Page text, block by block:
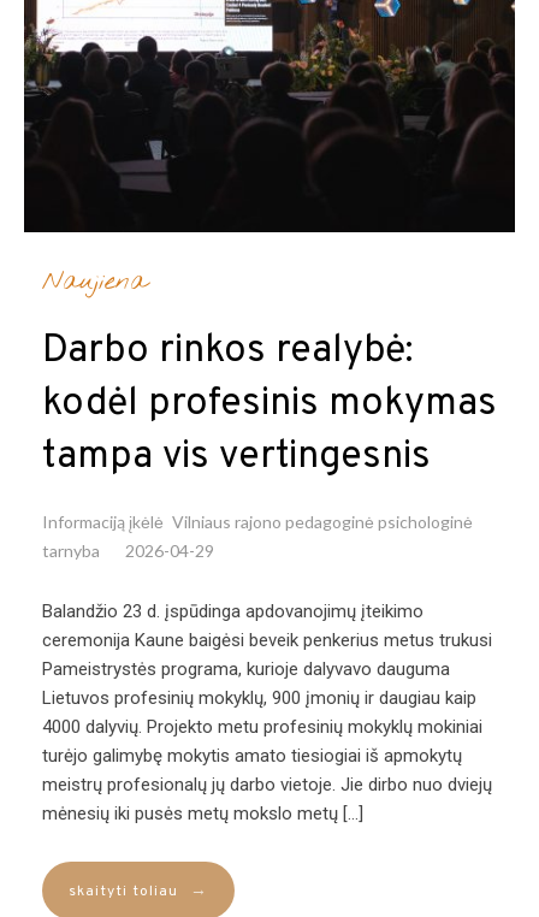
Naujiena
Darbo rinkos realybė:
kodėl profesinis mokymas
tampa vis vertingesnis
Informaciją įkėlė Vilniaus rajono pedagoginė psichologinė
tarnyba
2026-04-29
Balandžio 23 d. įspūdinga apdovanojimų įteikimo
ceremonija Kaune baigėsi beveik penkerius metus trukusi
Pameistrystės programa, kurioje dalyvavo dauguma
Lietuvos profesinių mokyklų, 900 įmonių ir daugiau kaip
4000 dalyvių. Projekto metu profesinių mokyklų mokiniai
turėjo galimybę mokytis amato tiesiogiai iš apmokytų
meistrų profesionalų jų darbo vietoje. Jie dirbo nuo dviejų
mėnesių iki pusės metų mokslo metų […]
skaityti toliau →